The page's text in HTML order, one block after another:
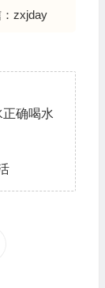
zxjday
确喝水